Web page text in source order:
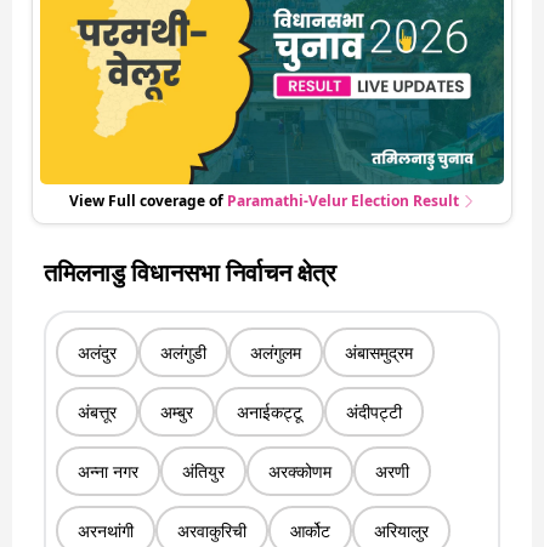
View Full coverage of Paramathi-VelurElection Result
तमिलनाडु विधानसभा निर्वाचन क्षेत्र
अलंदुर अलंगुडी अलंगुलम अंबासमुद्रम
अंबत्तूर अम्बुर अनाईकट्टू अंदीपट्टी
अन्ना नगर अंतियुर अरक्कोणम अरणी
अरनथांगी अरवाकुरिची आर्कोट अरियालुर